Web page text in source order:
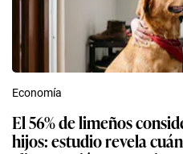
Economía
El 56% de limeños
hijos: estudio revela